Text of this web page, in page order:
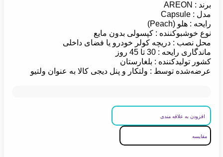
برند : AREON
مدل : Capsule
رایحه : هلو (Peach)
نوع خوشبوکننده : کپسولی بدون مایع
محل نصب : دریچه کولر خودرو یا فضای داخلی
ماندگاری رایحه : 30 تا 45 روز
کشور تولیدکننده : بلغارستان
عرضه‌شده توسط : ولتکار و پنل دیجی کالا به عنوان ولتیو
افزودن به علاقه مندی
مقایسه